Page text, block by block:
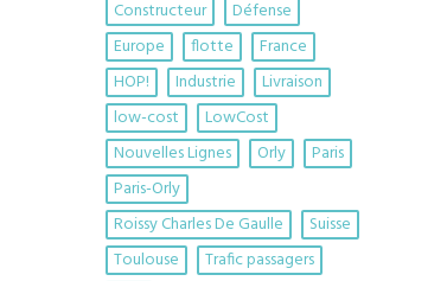
Constructeur
Défense
Europe
flotte
France
HOP!
Industrie
Livraison
low-cost
LowCost
Nouvelles Lignes
Orly
Paris
Paris-Orly
Roissy Charles De Gaulle
Suisse
Toulouse
Trafic passagers